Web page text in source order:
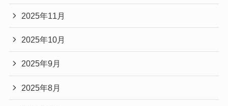
2025年11月
2025年10月
2025年9月
2025年8月